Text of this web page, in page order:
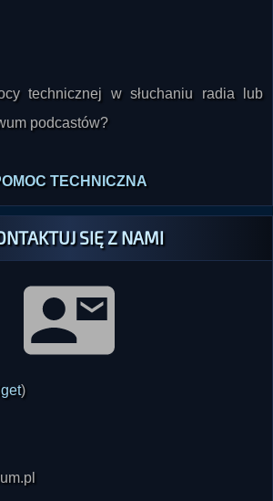
technicznej w słuchaniu radia lub
podcastów?
SIĘ Z NAMI
)
zagadkowego zjawiska? Jeśli tak,